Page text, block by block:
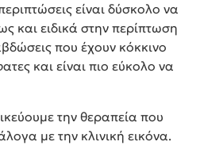
είναι δύσκολο να
και ειδικά στην περίπτωση
που έχουν κόκκινο
και είναι πιο εύκολο να
την θεραπεία που
με την κλινική εικόνα.